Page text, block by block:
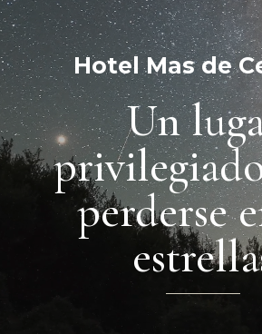
Hotel Mas de
Un
perderse